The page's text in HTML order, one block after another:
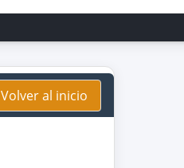
Volver al inicio